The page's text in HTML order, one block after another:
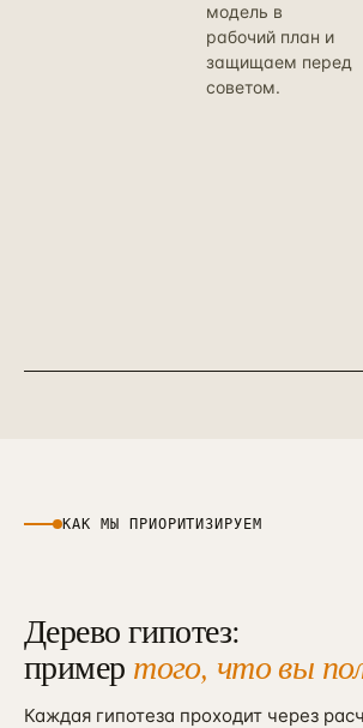
модель в
рабочий план и
защищаем перед
советом.
КАК МЫ ПРИОРИТИЗИРУЕМ
Дерево гипотез:
пример того, что вы
Каждая гипотеза проходит через